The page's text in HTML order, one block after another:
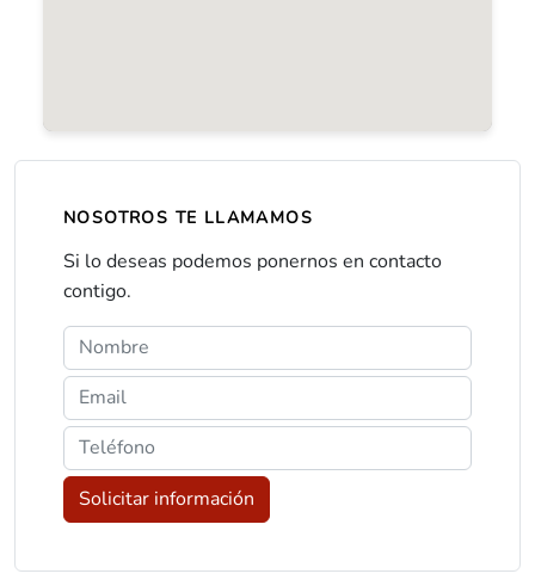
NOSOTROS TE LLAMAMOS
Si lo deseas podemos ponernos en contacto
contigo.